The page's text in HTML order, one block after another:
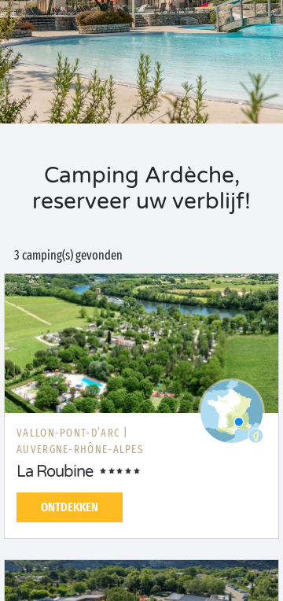
Camping Ardèche,
reserveer uw verblijf!
3 camping(s) gevonden
VALLON-PONT-D’ARC |
AUVERGNE-RHÔNE-ALPES
La Roubine
ONTDEKKEN